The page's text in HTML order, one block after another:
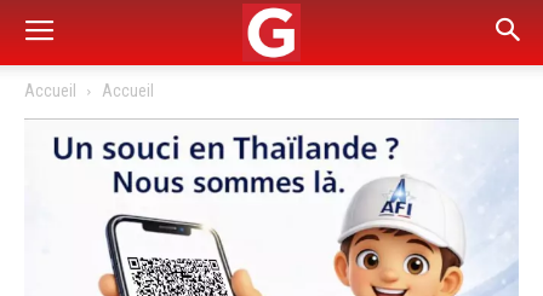
Accueil Accueil